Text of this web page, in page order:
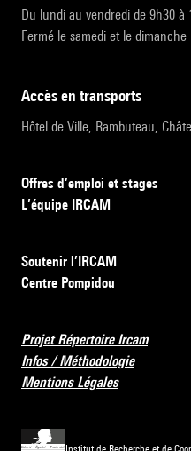
Du lundi au vendredi de 9h30 à
Fermé le samedi et le dimanche
accès en transports
Hôtel de Ville, Rambuteau,
Offres d’emploi et stages
L’équipe IRCAM
Soutenir l’IRCAM
Centre Pompidou
Projet Répertoire Ircam
Infos / Méthodologie
Mentions Légales